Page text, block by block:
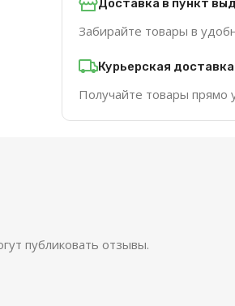
Доставка в пункт
Забирайте товары в
Курьерская доставка
Получайте товары прямо
публиковать отзывы.